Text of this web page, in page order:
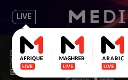
LIVE